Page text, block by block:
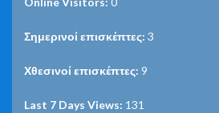
Σημερινοί επισκέπτες: 3
Χθεσινοί επισκέπτες: 9
Last 7 Days Views: 131